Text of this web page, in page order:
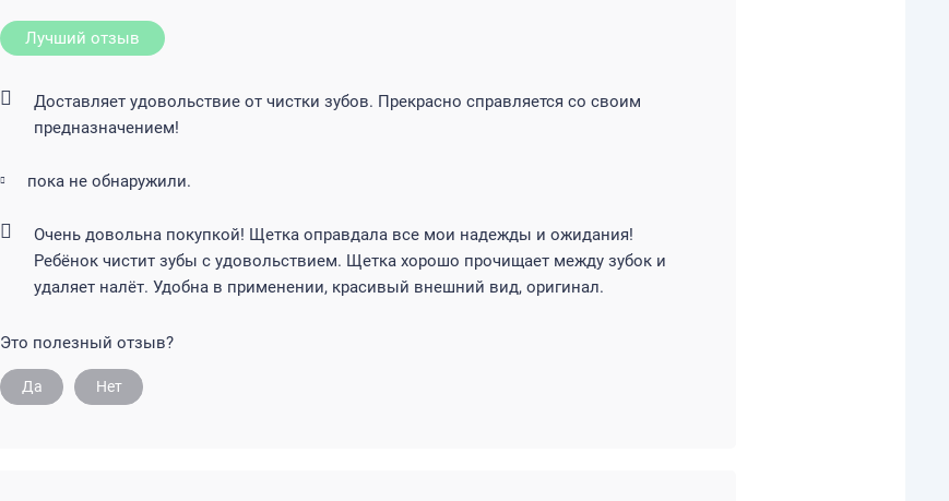
Лучший отзыв
Доставляет удовольствие от чистки зубов. Прекрасно справляется со своим
предназначением!
пока не обнаружили.
Очень довольна покупкой! Щетка оправдала все мои надежды и ожидания!
Ребёнок чистит зубы с удовольствием. Щетка хорошо прочищает между зубок и
удаляет налёт. Удобна в применении, красивый внешний вид, оригинал.
Это полезный отзыв?
Да Нет